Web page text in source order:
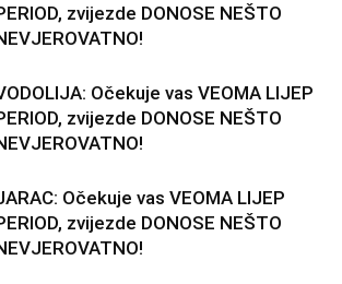
zvijezde DONOSE NEŠTO
Očekuje vas VEOMA LIJEP
zvijezde DONOSE NEŠTO
Očekuje vas VEOMA LIJEP
zvijezde DONOSE NEŠTO